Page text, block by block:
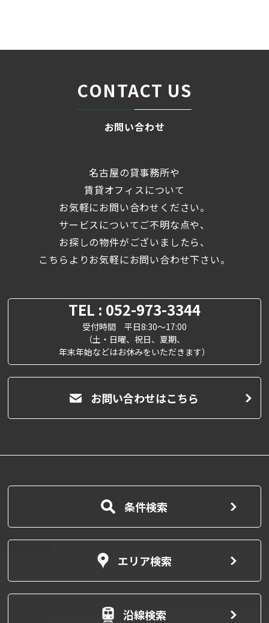
CONTACT US
お問い合わせ
名古屋の貸事務所や
賃貸オフィスについて
お気軽にお問い合わせください。
サービスについてご不明な点や、
お探しの物件がございましたら、
こちらよりお気軽にお問い合わせ下さい。
TEL : 052-973-3344
受付時間 平日8:30～17:00
（土・日曜、祝日、夏期、
年末年始などはお休みをいただきます）
お問い合わせはこちら
条件検索
エリア検索
沿線検索